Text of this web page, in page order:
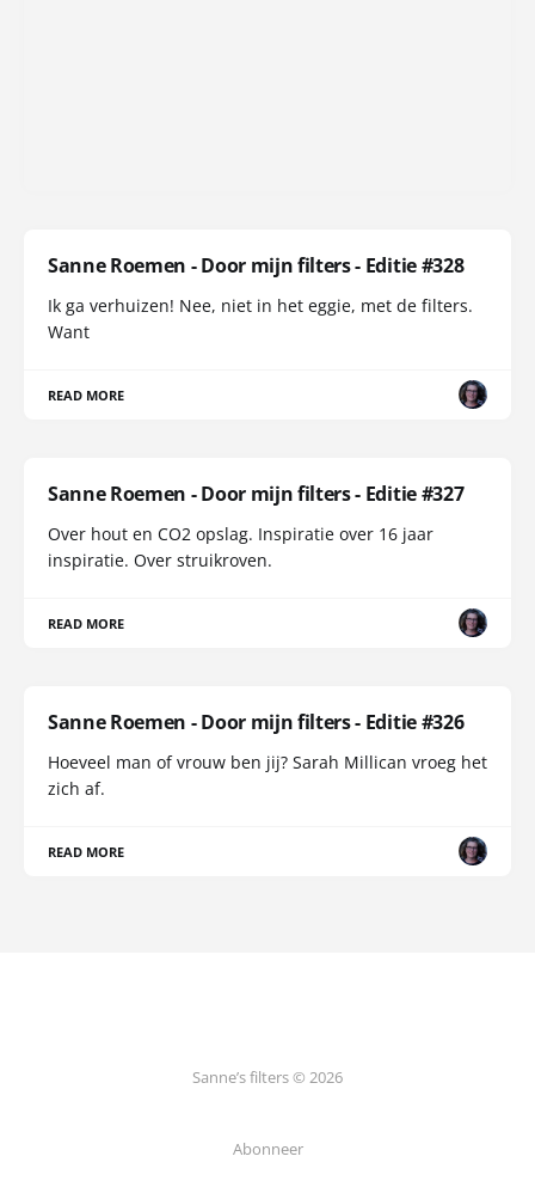
Sanne Roemen - Door mijn filters - Editie #328
Ik ga verhuizen! Nee, niet in het eggie, met de filters.
Want
READ MORE
Sanne Roemen - Door mijn filters - Editie #327
Over hout en CO2 opslag. Inspiratie over 16 jaar
inspiratie. Over struikroven.
READ MORE
Sanne Roemen - Door mijn filters - Editie #326
Hoeveel man of vrouw ben jij? Sarah Millican vroeg het
zich af.
READ MORE
Sanne’s filters © 2026
Abonneer